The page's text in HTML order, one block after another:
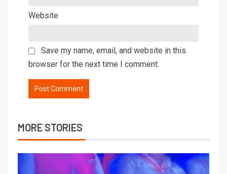
Website
Save my name, email, and website in this
browser for the next time I comment.
MORE STORIES